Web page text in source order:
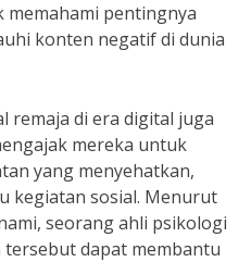
pentingnya
konten negatif di dunia
remaja di era digital juga
mereka untuk
yang menyehatkan,
kegiatan sosial. Menurut
seorang ahli psikologi
dapat membantu